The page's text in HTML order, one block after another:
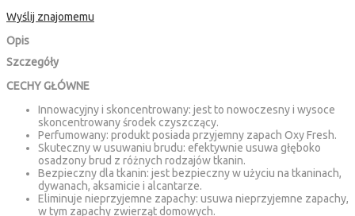
Wyślij znajomemu
Opis
Szczegóły
CECHY GŁÓWNE
Innowacyjny i skoncentrowany: jest to nowoczesny i wysoce
skoncentrowany środek czyszczący.
Perfumowany: produkt posiada przyjemny zapach Oxy Fresh.
Skuteczny w usuwaniu brudu: efektywnie usuwa głęboko
osadzony brud z różnych rodzajów tkanin.
Bezpieczny dla tkanin: jest bezpieczny w użyciu na tkaninach,
dywanach, aksamicie i alcantarze.
Eliminuje nieprzyjemne zapachy: usuwa nieprzyjemne zapachy,
w tym zapachy zwierząt domowych.